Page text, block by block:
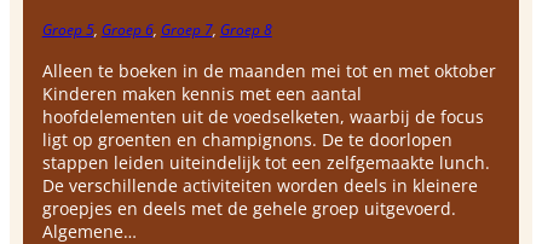
Groep 5, Groep 6, Groep 7, Groep 8
Alleen te boeken in de maanden mei tot en met oktober
Kinderen maken kennis met een aantal
hoofdelementen uit de voedselketen, waarbij de focus
ligt op groenten en champignons. De te doorlopen
stappen leiden uiteindelijk tot een zelfgemaakte lunch.
De verschillende activiteiten worden deels in kleinere
groepjes en deels met de gehele groep uitgevoerd.
Algemene…